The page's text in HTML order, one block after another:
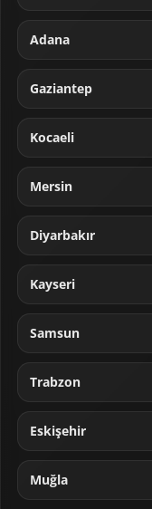
Adana
Gaziantep
Kocaeli
Mersin
Diyarbakır
Kayseri
Samsun
Trabzon
Eskişehir
Muğla